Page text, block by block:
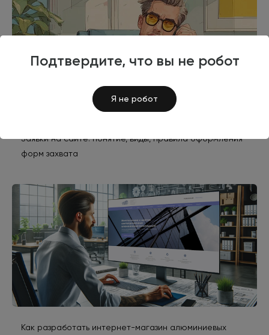
Подтвердите, что вы не робот
Я не робот
Заявки на сайте: понятие, виды, правила оформления
форм захвата
Как разработать интернет-магазин алюминиевых